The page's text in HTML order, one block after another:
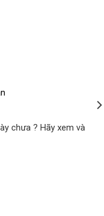
chưa ? Hãy xem và